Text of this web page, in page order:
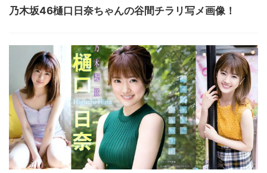
乃木坂46樋口日奈ちゃんの谷間チラリ写メ画像！